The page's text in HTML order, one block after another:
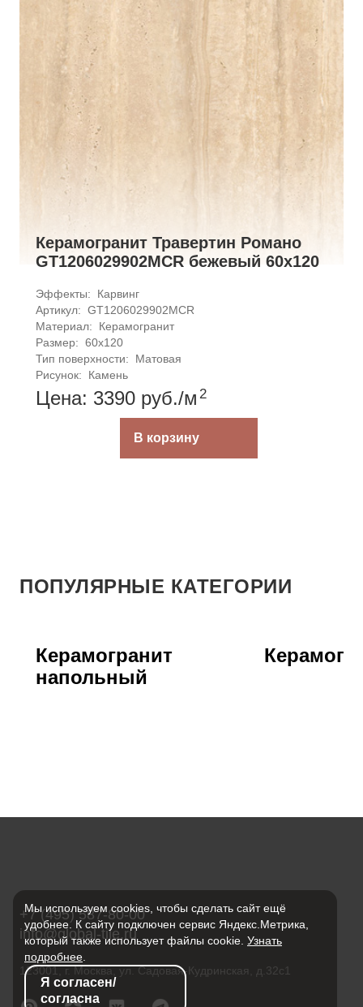
Керамогранит Травертин Романо
GT1206029902MCR бежевый 60x120
Эффекты:
Карвинг
Артикул: GT1206029902MCR
Материал:
Керамогранит
Размер: 60x120
Тип поверхности:
Матовая
Рисунок:
Камень
Цена: 3390 руб./м 2
В корзину
ПОПУЛЯРНЫЕ КАТЕГОРИИ
Керамогранит
напольный
+7 (495) 587-80-00
info@global-tile.ru
123001, г. Москва, ул. Садовая-Кудринская, д.32с1
Мы используем cookies, чтобы сделать сайт ещё
удобнее. К сайту подключен сервис Яндекс.Метрика,
который также использует файлы cookie. Узнать
подробнее
Я согласен/
согласна